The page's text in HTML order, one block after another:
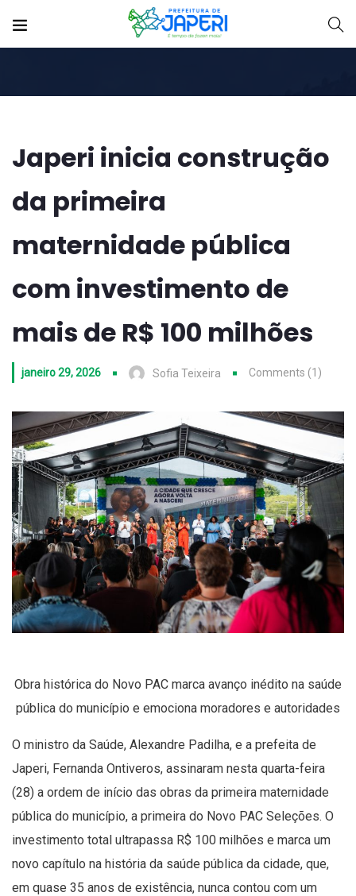
Japeri inicia construção
da primeira
maternidade pública
com investimento de
mais de R$ 100 milhões
janeiro 29, 2026 Sofia Teixeira Comments (1)
Obra histórica do Novo PAC marca avanço inédito na saúde
pública do município e emociona moradores e autoridades
O ministro da Saúde, Alexandre Padilha, e a prefeita de
Japeri, Fernanda Ontiveros, assinaram nesta quarta-feira
(28) a ordem de início das obras da primeira maternidade
pública do município, a primeira do Novo PAC Seleções. O
investimento total ultrapassa R$ 100 milhões e marca um
novo capítulo na história da saúde pública da cidade, que,
em quase 35 anos de existência, nunca contou com um